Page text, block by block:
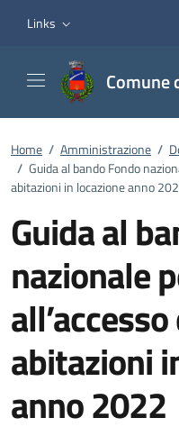
Links
Comune
Home / Amministrazione /
/ Guida al bando Fondo
abitazioni in locazione anno
Guida al
nazionale
abitazioni
anno 2022